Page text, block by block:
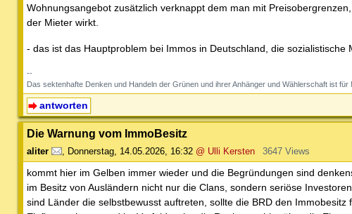
Wohnungsangebot zusätzlich verknappt dem man mit
der Mieter wirkt.
- das ist das Hauptproblem bei Immos in Deutschland, die sozialistische
--
Das sektenhafte Denken und Handeln der Grünen und ihrer Anhänger und Wählerschaft ist
antworten
Die Warnung vom ImmoBesitz
aliter , Donnerstag, 14.05.2026, 16:32 @ Ulli Kersten 3647 Views
kommt hier im Gelben immer wieder und die Begründungen sind
im Besitz von Ausländern nicht nur die Clans, sondern seriöse
sind Länder die selbstbewusst auftreten, sollte die BRD den